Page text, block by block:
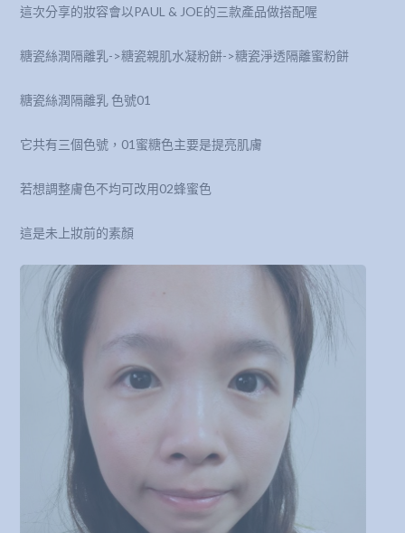
這次分享的妝容會以PAUL & JOE的三款產品做搭配喔
糖瓷絲潤隔離乳->糖瓷親肌水凝粉餅->糖瓷淨透隔離蜜粉餅
糖瓷絲潤隔離乳 色號01
它共有三個色號，01蜜糖色主要是提亮肌膚
若想調整膚色不均可改用02蜂蜜色
這是未上妝前的素顏